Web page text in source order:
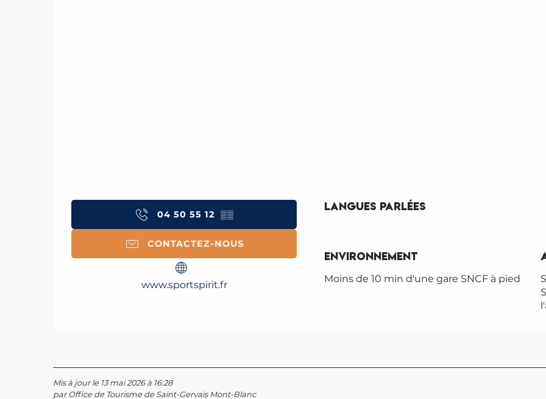
04 50 55 12 ▒▒
CONTACTEZ-NOUS
www.sportspirit.fr
Langues parlées
Langues parlées
Environnement
Environnement
Moins de 10 min d'une gare SNCF à pied
Mis à jour le 13 mai 2026 à 16:28
par Office de Tourisme de Saint-Gervais Mont-Blanc